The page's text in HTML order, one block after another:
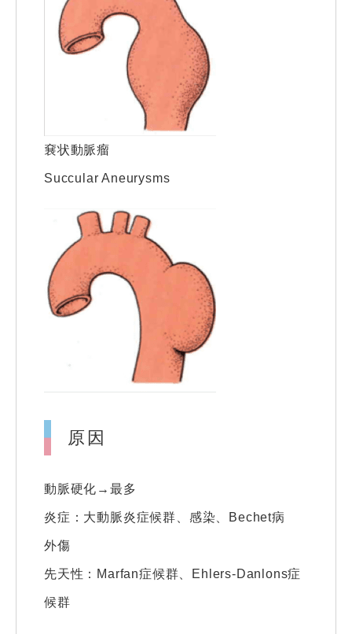
㐮状動脈瘤
Succular Aneurysms
原因
動脈硬化→最多
炎症：大動脈炎症候群、感染、Bechet病
外傷
先天性：Marfan症候群、Ehlers-Danlons症
候群